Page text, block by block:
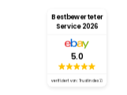
Bestbewerteter
Service 2026
5.0
verifiziert von: Trustindex